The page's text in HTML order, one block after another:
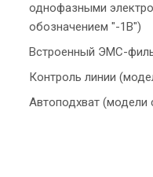
однофазными
обозначением "-1В")
Встроенный ЭМС-
Контроль линии
Автоподхват